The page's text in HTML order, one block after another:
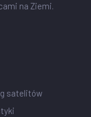
na Ziemi.
satelitów